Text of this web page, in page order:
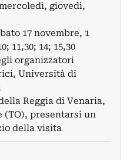
giovedì,
17 novembre, 1
11,30; 14; 15,30
organizzatori
Università di
Reggia di Venaria,
(TO), presentarsi un
della visita